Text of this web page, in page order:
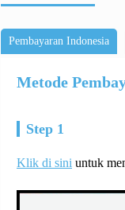
Pembayaran Indonesia
Metode
Step 1
Klik di sini untuk